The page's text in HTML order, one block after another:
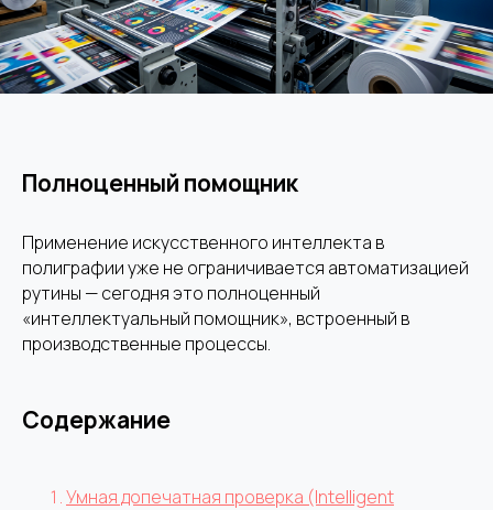
Полноценный помощник
Применение искусственного интеллекта в
полиграфии уже не ограничивается автоматизацией
рутины — сегодня это полноценный
«интеллектуальный помощник», встроенный в
производственные процессы.
Содержание
Умная допечатная проверка (Intelligent